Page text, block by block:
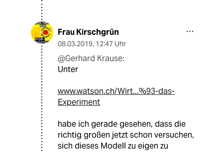
Frau Kirschgrün
08.03.2019, 12:47 Uhr
@Gerhard Krause:
Unter
www.watson.ch/Wirt...%93-das-
Experiment
habe ich gerade gesehen, dass die
richtig großen jetzt schon versuchen,
sich dieses Modell zu eigen zu